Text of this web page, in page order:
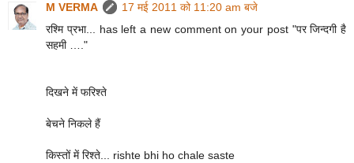
M VERMA
17 मई 2011 को 11:20 am बजे
रश्मि प्रभा... has left a new comment on your post "पर जिन्दगी है
सहमी …."
दिखने में फरिश्ते
बेचने निकले हैं
किस्तों में रिश्ते... rishte bhi ho chale saste